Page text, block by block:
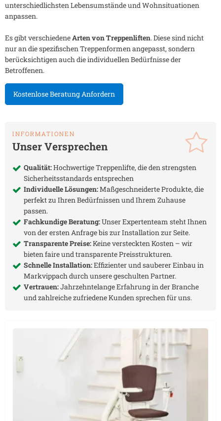
unterschiedlichsten Lebensumstände und Wohnsituationen
anpassen.
Es gibt verschiedeneArten von Treppenliften. Diese sind nicht
nur an die spezifischen Treppenformen angepasst, sondern
berücksichtigen auch die individuellen Bedürfnisse der
Betroffenen.
Kostenlose Beratung Anfordern
INFORMATIONEN
Unser Versprechen
Qualität:Hochwertige Treppenlifte, die den strengsten
Sicherheitsstandards entsprechen
Individuelle Lösungen:Maßgeschneiderte Produkte, die
perfekt zu Ihren Bedürfnissen und Ihrem Zuhause
passen.
Fachkundige Beratung:Unser Expertenteam steht Ihnen
von der ersten Anfrage bis zur Installation zur Seite.
Transparente Preise:Keine versteckten Kosten – wir
bieten faire und transparente Preisstrukturen.
Schnelle Installation:Effizienter und sauberer Einbau in
Markvippachdurch unsere geschulten Partner.
Vertrauen:Jahrzehntelange Erfahrung in der Branche
und zahlreiche zufriedene Kunden sprechen für uns.